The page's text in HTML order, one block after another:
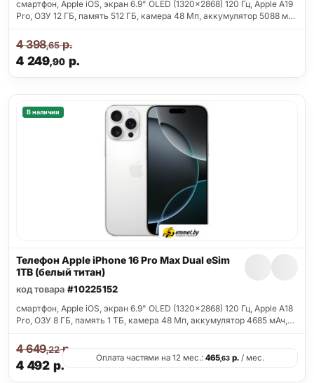
смартфон, Apple iOS, экран 6.9" OLED (1320x2868) 120 Гц, Apple A19
Pro, ОЗУ 12 ГБ, память 512 ГБ, камера 48 Мп, аккумулятор 5088 м…
4 249,90 р.
4 398,65р.
В наличии
Телефон Apple iPhone 16 Pro Max Dual eSim
1TB (белый титан)
код товара #10225152
смартфон, Apple iOS, экран 6.9" OLED (1320x2868) 120 Гц, Apple A18
Pro, ОЗУ 8 ГБ, память 1 ТБ, камера 48 Мп, аккумулятор 4685 мАч,…
4 492 р.
4 649,22р.
Оплата частями на 12 мес.: 465,63 р. / мес.